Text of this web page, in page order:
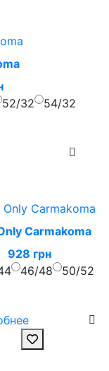
52/32 54/32
Carmakoma
928 грн
46/48 50/52